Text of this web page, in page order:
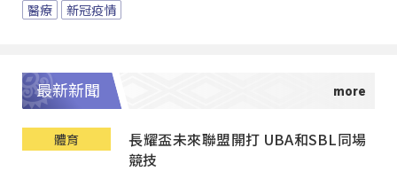
醫療 新冠疫情
最新新聞
體育
長耀盃未來聯盟開打 UBA和SBL同場
競技